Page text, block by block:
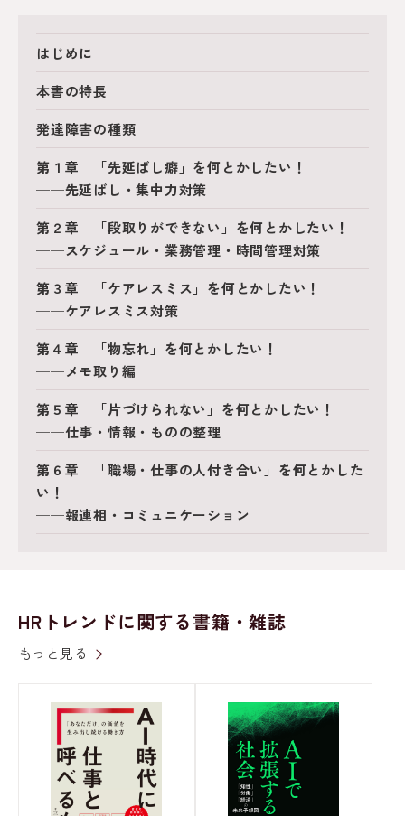
はじめに
本書の特長
発達障害の種類
第１章 「先延ばし癖」を何とかしたい！
──先延ばし・集中力対策
第２章 「段取りができない」を何とかしたい！
──スケジュール・業務管理・時間管理対策
第３章 「ケアレスミス」を何とかしたい！
──ケアレスミス対策
第４章 「物忘れ」を何とかしたい！
──メモ取り編
第５章 「片づけられない」を何とかしたい！
──仕事・情報・ものの整理
第６章 「職場・仕事の人付き合い」を何とかした
い！
──報連相・コミュニケーション
HRトレンドに関する書籍・雑誌
もっと見る